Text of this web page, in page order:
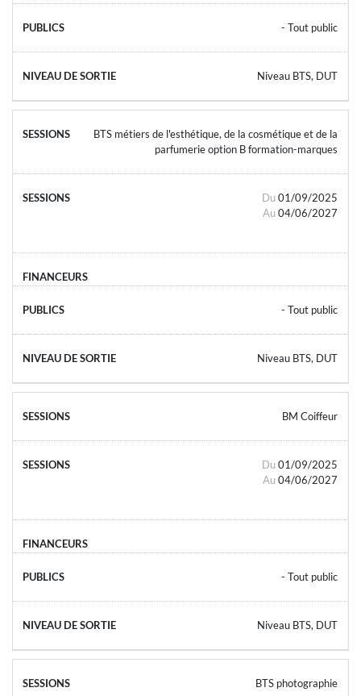
- Tout public
Niveau BTS, DUT
BTS métiers de l'esthétique, de la cosmétique et de la
parfumerie option B formation-marques
Du 01/09/2025
Au 04/06/2027
- Tout public
Niveau BTS, DUT
BM Coiffeur
Du 01/09/2025
Au 04/06/2027
- Tout public
Niveau BTS, DUT
BTS photographie